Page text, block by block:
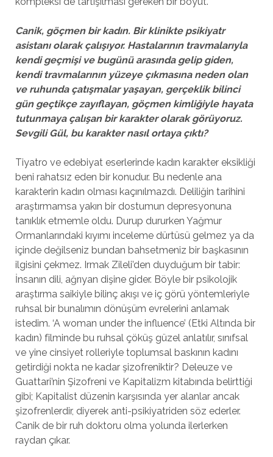
Canik, göçmen bir kadın. Bir klinikte psikiyatr
asistanı olarak çalışıyor. Hastalarının travmalarıyla
kendi geçmişi ve bugünü arasında gelip giden,
kendi travmalarının yüzeye çıkmasına neden olan
ve ruhunda çatışmalar yaşayan, gerçeklik bilinci
gün geçtikçe zayıflayan, göçmen kimliğiyle hayata
tutunmaya çalışan bir karakter olarak görüyoruz.
Sevgili Gül, bu karakter nasıl ortaya çıktı?
Tiyatro ve edebiyat eserlerinde kadın karakter eksikliği
beni rahatsız eden bir konudur. Bu nedenle ana
karakterin kadın olması kaçınılmazdı. Deliliğin tarihini
araştırmamsa yakın bir dostumun depresyonuna
tanıklık etmemle oldu. Durup dururken Yağmur
Ormanlarındaki kıyımı inceleme dürtüsü gelmez ya da
içinde değilseniz bundan bahsetmeniz bir başkasının
ilgisini çekmez. Irmak Zileli’den duyduğum bir tabir:
İnsanın dili, ağrıyan dişine gider. Böyle bir psikolojik
araştırma saikiyle bilinç akışı ve iç görü yöntemleriyle
ruhsal bir bunalımın dönüşüm evrelerini anlamak
istedim. ‘A woman under the influence’ (Etki Altında bir
kadın) filminde bu ruhsal çöküş güzel anlatılır, sınıfsal
ve yine cinsiyet rolleriyle toplumsal baskının kadını
getirdiği nokta ne kadar şizofreniktir? Deleuze ve
Guattari’nin Şizofreni ve Kapitalizm kitabında belirttiği
gibi; Kapitalist düzenin karşısında yer alanlar ancak
şizofrenlerdir, diyerek anti-psikiyatriden söz ederler.
Canik de bir ruh doktoru olma yolunda ilerlerken
raydan çıkar.